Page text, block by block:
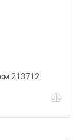
213712